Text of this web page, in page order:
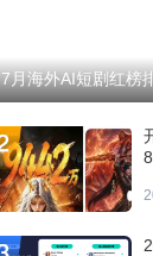
7月海外AI短剧红榜